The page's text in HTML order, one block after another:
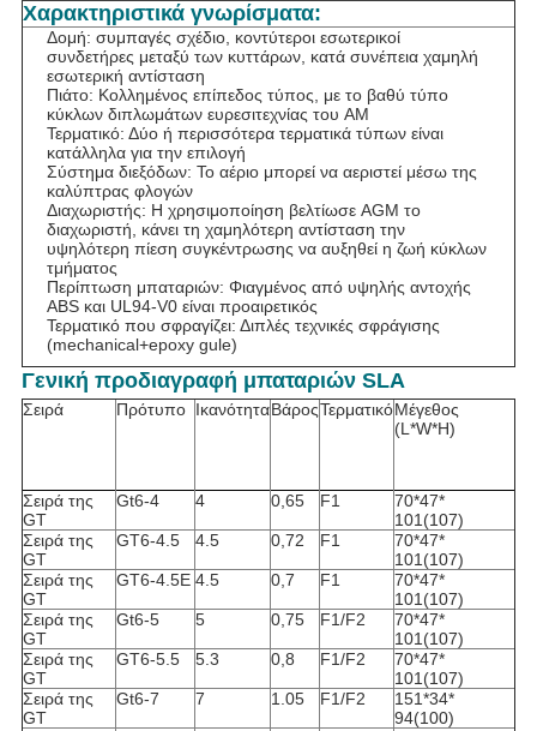
Χαρακτηριστικά γνωρίσματα:
Δομή: συμπαγές σχέδιο, κοντύτεροι εσωτερικοί
συνδετήρες μεταξύ των κυττάρων, κατά συνέπεια χαμηλή
εσωτερική αντίσταση
Πιάτο: Κολλημένος επίπεδος τύπος, με το βαθύ τύπο
κύκλων διπλωμάτων ευρεσιτεχνίας του AM
Τερματικό: Δύο ή περισσότερα τερματικά τύπων είναι
κατάλληλα για την επιλογή
Σύστημα διεξόδων: Το αέριο μπορεί να αεριστεί μέσω της
καλύπτρας φλογών
Διαχωριστής: Η χρησιμοποίηση βελτίωσε AGM το
διαχωριστή, κάνει τη χαμηλότερη αντίσταση την
υψηλότερη πίεση συγκέντρωσης να αυξηθεί η ζωή κύκλων
τμήματος
Περίπτωση μπαταριών: Φιαγμένος από υψηλής αντοχής
ABS και UL94-V0 είναι προαιρετικός
Τερματικό που σφραγίζει: Διπλές τεχνικές σφράγισης
(mechanical+epoxy gule)
Γενική προδιαγραφή μπαταριών SLA
Σειρά Πρότυπο ΙκανότηταΒάροςΤερματικόΜέγεθος
(L*W*H)
Σειρά της
GT
Gt6-4 4 0,65 F1
70*47*
101(107)
Σειρά της
GT
GT6-4.5 4.5 0,72 F1
70*47*
101(107)
Σειρά της
GT
GT6-4.5E 4.5 0,7 F1
70*47*
101(107)
Σειρά της
GT
Gt6-5 5 0,75 F1/F2
70*47*
101(107)
Σειρά της
GT
GT6-5.5 5.3 0,8 F1/F2
70*47*
101(107)
Σειρά της
GT
Gt6-7 7 1.05 F1/F2
151*34*
94(100)